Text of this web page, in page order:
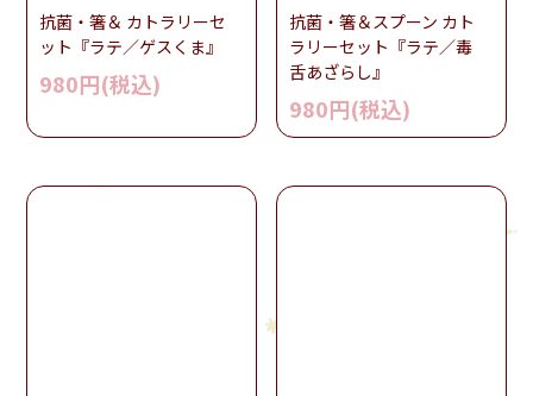
抗菌・箸＆ カトラリーセ
ット『ラテ／ゲスくま』
980円(税込)
抗菌・箸＆スプーン カト
ラリーセット『ラテ／毒
舌あざらし』
980円(税込)